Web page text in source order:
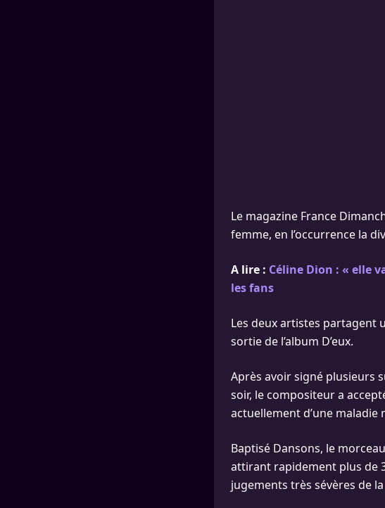
Le magazine France
femme, en l’occurrence la
A lire : Céline Dion : « elle
les fans
Les deux artistes partagent
sortie de l’album D’eux.
Après avoir signé plusieurs
soir, le compositeur a
actuellement d’une
Baptisé Dansons, le
attirant rapidement plus de
jugements très sévères de